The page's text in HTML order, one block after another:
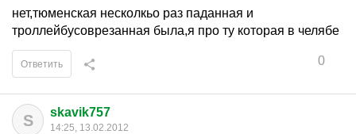
нет,тюменская несколкьо раз паданная и
троллейбусоврезанная была,я про ту которая в челябе
0
Ответить
S skavik757
14:25, 13.02.2012